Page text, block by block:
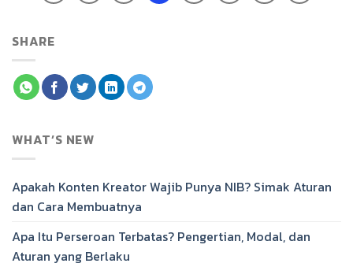
SHARE
WHAT’S NEW
Apakah Konten Kreator Wajib Punya NIB? Simak Aturan
dan Cara Membuatnya
Apa Itu Perseroan Terbatas? Pengertian, Modal, dan
Aturan yang Berlaku